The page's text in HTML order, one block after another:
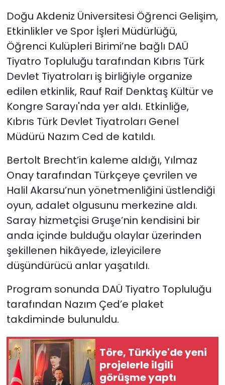
Doğu Akdeniz Üniversitesi Öğrenci Gelişim,
Etkinlikler ve Spor İşleri Müdürlüğü,
Öğrenci Kulüpleri Birimi’ne bağlı DAÜ
Tiyatro Topluluğu tarafından Kıbrıs Türk
Devlet Tiyatroları iş birliğiyle organize
edilen etkinlik, Rauf Raif Denktaş Kültür ve
Kongre Sarayı'nda yer aldı. Etkinliğe,
Kıbrıs Türk Devlet Tiyatroları Genel
Müdürü Nazım Ced de katıldı.
Bertolt Brecht’in kaleme aldığı, Yılmaz
Onay tarafından Türkçeye çevrilen ve
Halil Akarsu’nun yönetmenliğini üstlendiği
oyun, adalet olgusunu merkezine aldı.
Saray hizmetçisi Gruşe’nin kendisini bir
anda içinde bulduğu olaylar üzerinden
şekillenen hikâyede, izleyicilere
düşündürücü anlar yaşatıldı.
Program sonunda DAÜ Tiyatro Topluluğu
tarafından Nazım Çed’e plaket
takdiminde bulunuldu.
Töre, Türkiye'de yeni
projelerle ilgili
görüşme yaptı
SAĞLIK
Spor
Teknoloji
TÜRKiYE
Video Galeri
Yazarlar